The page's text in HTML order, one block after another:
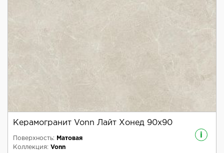
Керамогранит Vonn Лайт Хонед 90x90
i
Поверхность:
Матовая
Коллекция: Vonn